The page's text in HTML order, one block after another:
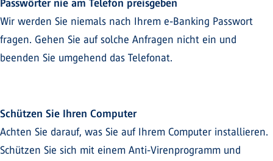
Passwörter nie am Telefon preisgeben
Wir werden Sie niemals nach Ihrem e-Banking Passwort
fragen. Gehen Sie auf solche Anfragen nicht ein und
beenden Sie umgehend das Telefonat.
Schützen Sie Ihren Computer
Achten Sie darauf, was Sie auf Ihrem Computer installieren.
Schützen Sie sich mit einem Anti-Virenprogramm und